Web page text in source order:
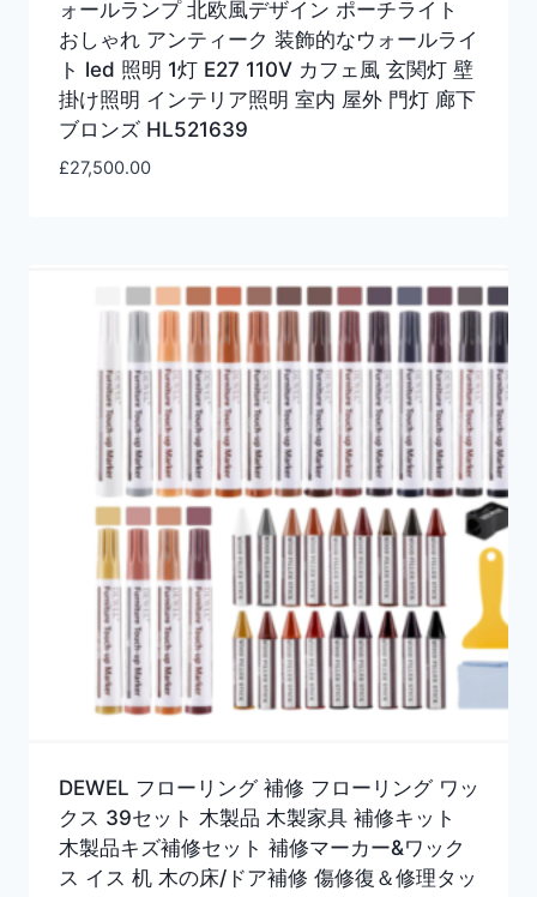
ォールランプ 北欧風デザイン ポーチライト
おしゃれ アンティーク 装飾的なウォールライ
ト led 照明 1灯 E27 110V カフェ風 玄関灯 壁
掛け照明 インテリア照明 室内 屋外 門灯 廊下
ブロンズ HL521639
£27,500.00
DEWEL フローリング 補修 フローリング ワッ
クス 39セット 木製品 木製家具 補修キット
木製品キズ補修セット 補修マーカー&ワック
ス イス 机 木の床/ドア補修 傷修復＆修理タッ